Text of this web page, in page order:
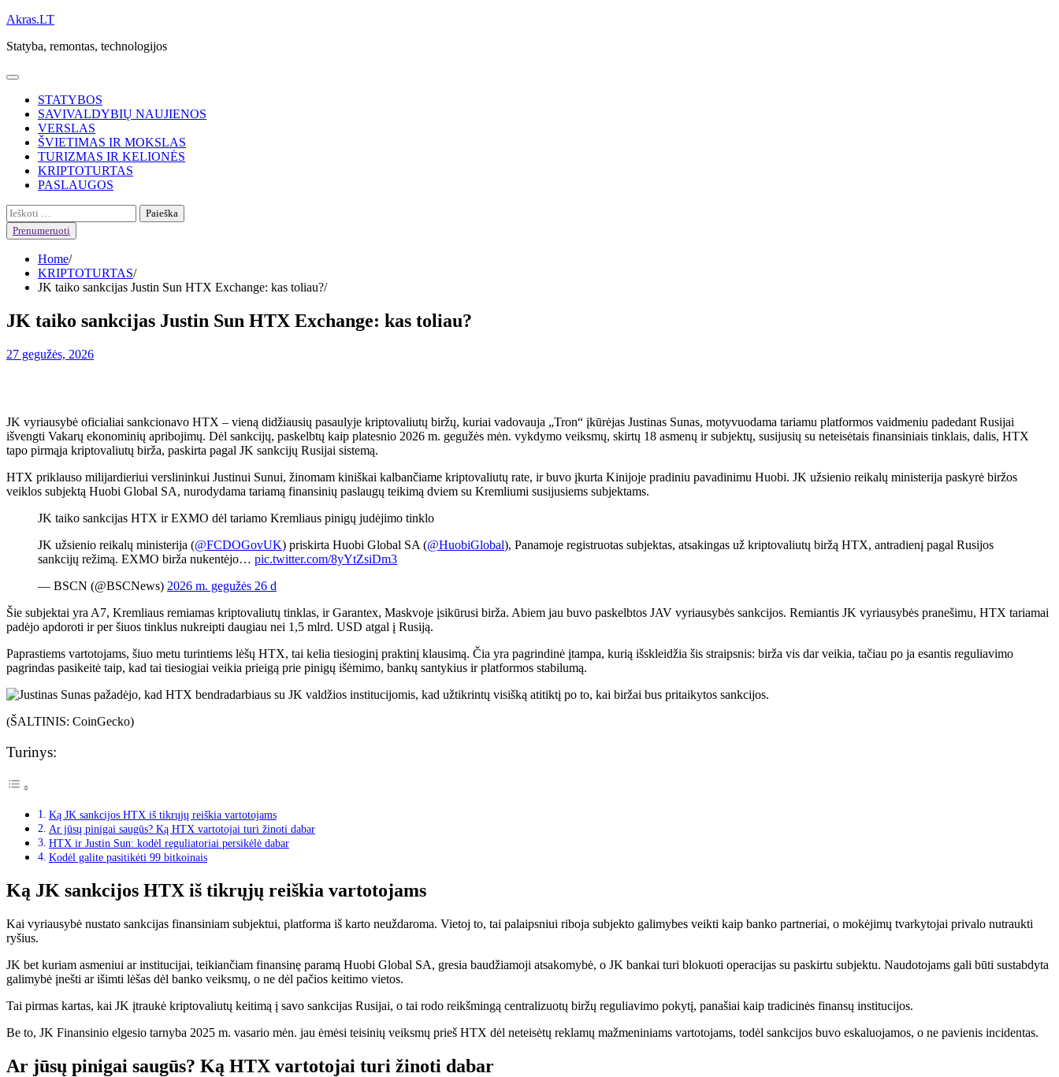
Skip
content
Akras.LT
Statyba, remontas, technologijos
STATYBOS
SAVIVALDYBIŲ NAUJIENOS
VERSLAS
ŠVIETIMAS IR MOKSLAS
TURIZMAS IR KELIONĖS
KRIPTOTURTAS
PASLAUGOS
Ieškoti:
Prenumeruoti
Home
KRIPTOTURTAS
JK taiko sankcijas Justin Sun HTX Exchange: kas toliau?
JK taiko sankcijas Justin Sun HTX Exchange: kas toliau?
27 gegužės, 2026
JK vyriausybė oficialiai sankcionavo HTX – vieną didžiausių pasaulyje kriptovaliutų biržų, kuriai vadovauja „Tron“ įkūrėjas Justinas Sunas, motyvuodama tariamu platformos vaidmeniu padedant Rusijai
išvengti Vakarų ekonominių apribojimų. Dėl sankcijų, paskelbtų kaip platesnio 2026 m. gegužės mėn. vykdymo veiksmų, skirtų 18 asmenų ir subjektų, susijusių su neteisėtais finansiniais tinklais, dalis, HTX
tapo pirmąja kriptovaliutų birža, paskirta pagal JK sankcijų Rusijai sistemą.
HTX priklauso milijardieriui verslininkui Justinui Sunui, žinomam kiniškai kalbančiame kriptovaliutų rate, ir buvo įkurta Kinijoje pradiniu pavadinimu Huobi. JK užsienio reikalų ministerija paskyrė biržos
veiklos subjektą Huobi Global SA, nurodydama tariamą finansinių paslaugų teikimą dviem su Kremliumi susijusiems subjektams.
JK taiko sankcijas HTX ir EXMO dėl tariamo Kremliaus pinigų judėjimo tinklo
JK užsienio reikalų ministerija (@FCDOGovUK) priskirta Huobi Global SA (@HuobiGlobal), Panamoje registruotas subjektas, atsakingas už kriptovaliutų biržą HTX, antradienį pagal Rusijos
sankcijų režimą. EXMO birža nukentėjo… pic.twitter.com/8yYtZsiDm3
— BSCN (@BSCNews) 2026 m. gegužės 26 d
Šie subjektai yra A7, Kremliaus remiamas kriptovaliutų tinklas, ir Garantex, Maskvoje įsikūrusi birža. Abiem jau buvo paskelbtos JAV vyriausybės sankcijos. Remiantis JK vyriausybės pranešimu, HTX tariamai
padėjo apdoroti ir per šiuos tinklus nukreipti daugiau nei 1,5 mlrd. USD atgal į Rusiją.
Paprastiems vartotojams, šiuo metu turintiems lėšų HTX, tai kelia tiesioginį praktinį klausimą. Čia yra pagrindinė įtampa, kurią išskleidžia šis straipsnis: birža vis dar veikia, tačiau po ja esantis reguliavimo
pagrindas pasikeitė taip, kad tai tiesiogiai veikia prieigą prie pinigų išėmimo, bankų santykius ir platformos stabilumą.
(ŠALTINIS: CoinGecko)
Turinys:
Ką JK sankcijos HTX iš tikrųjų reiškia vartotojams
Ar jūsų pinigai saugūs? Ką HTX vartotojai turi žinoti dabar
HTX ir Justin Sun: kodėl reguliatoriai persikėlė dabar
Kodėl galite pasitikėti 99 bitkoinais
Ką JK sankcijos HTX iš tikrųjų reiškia vartotojams
Kai vyriausybė nustato sankcijas finansiniam subjektui, platforma iš karto neuždaroma. Vietoj to, tai palaipsniui riboja subjekto galimybes veikti kaip banko partneriai, o mokėjimų tvarkytojai privalo nutraukti
ryšius.
JK bet kuriam asmeniui ar institucijai, teikiančiam finansinę paramą Huobi Global SA, gresia baudžiamoji atsakomybė, o JK bankai turi blokuoti operacijas su paskirtu subjektu. Naudotojams gali būti sustabdyta
galimybė įnešti ar išimti lėšas dėl banko veiksmų, o ne dėl pačios keitimo vietos.
Tai pirmas kartas, kai JK įtraukė kriptovaliutų keitimą į savo sankcijas Rusijai, o tai rodo reikšmingą centralizuotų biržų reguliavimo pokytį, panašiai kaip tradicinės finansų institucijos.
Be to, JK Finansinio elgesio tarnyba 2025 m. vasario mėn. jau ėmėsi teisinių veiksmų prieš HTX dėl neteisėtų reklamų mažmeniniams vartotojams, todėl sankcijos buvo eskaluojamos, o ne pavienis incidentas.
Ar jūsų pinigai saugūs? Ką HTX vartotojai turi žinoti dabar